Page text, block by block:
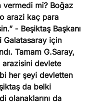
Yazıları
vermedi mi? Boğaz
o arazi kaç para
- Beşiktaş Başkanı
Galatasaray için
Tamam G.Saray,
arazisini devlete
her şeyi devletten
da belki
olanaklarını da